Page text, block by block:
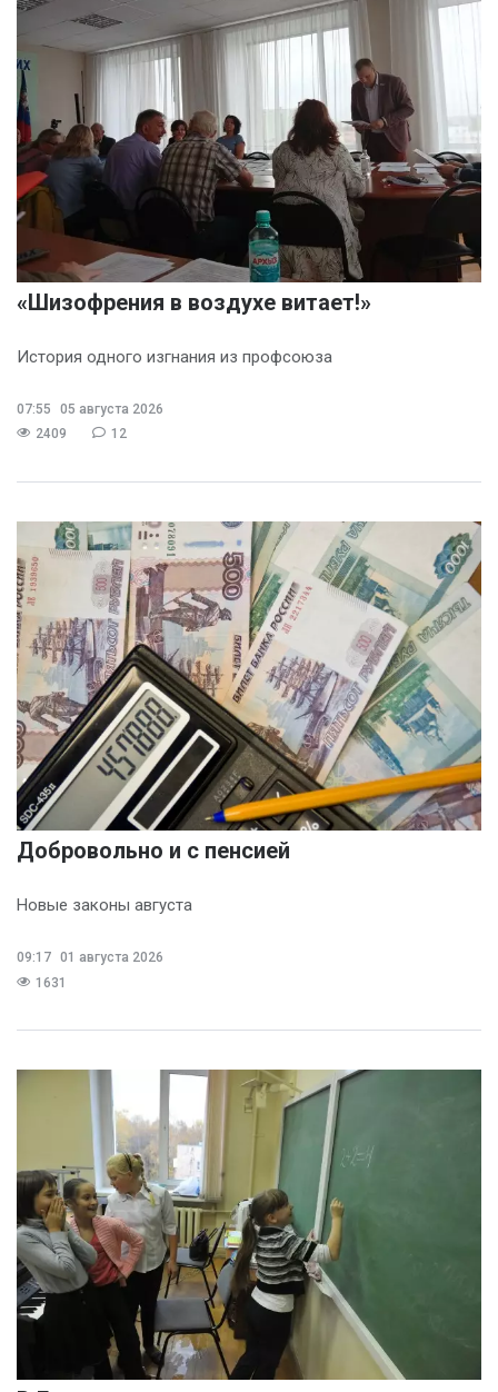
«Шизофрения в воздухе витает!»
История одного изгнания из профсоюза
07:55
05 августа 2026
2409
12
Добровольно и с пенсией
Новые законы августа
09:17 01 августа 2026
1631